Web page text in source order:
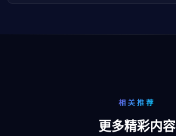
相关推荐
更多精彩内容